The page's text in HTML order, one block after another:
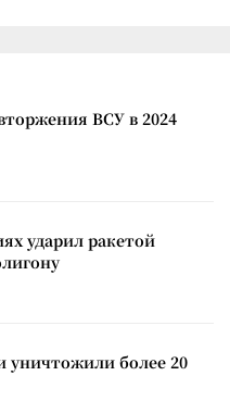
ВСУ в 2024
ударил ракетой
уничтожили более 20